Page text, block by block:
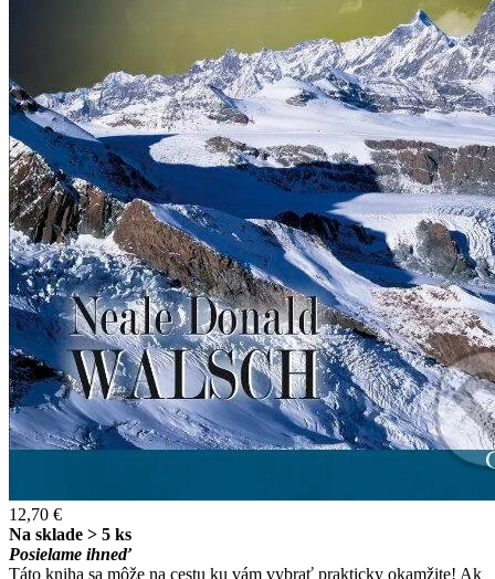
12,70 €
Na sklade > 5 ks
Posielame ihneď
Táto kniha sa môže na cestu ku vám vybrať prakticky okamžite! Ak